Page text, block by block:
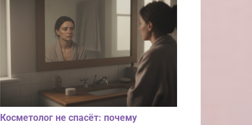
Косметолог не спасёт: почему